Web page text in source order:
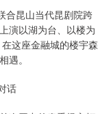
合昆山当代昆剧院跨
演以湖为台、以楼为
这座金融城的楼宇森
遇。
话